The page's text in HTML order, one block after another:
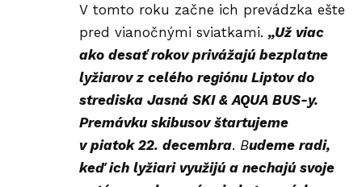
V tomto roku začne ich prevádzka ešte
pred vianočnými sviatkami. „Už viac
ako desať rokov privážajú bezplatne
lyžiarov z celého regiónu Liptov do
strediska Jasná SKI & AQUA BUS-y.
Premávku skibusov štartujeme
v piatok 22. decembra. Budeme radi,
keď ich lyžiarivyužijú a nechajú svoje